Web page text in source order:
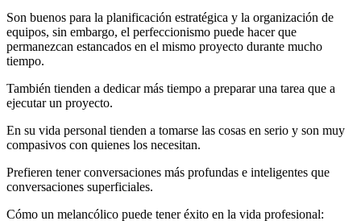
Son buenos para la planificación estratégica y la organización de
equipos, sin embargo, el perfeccionismo puede hacer que
permanezcan estancados en el mismo proyecto durante mucho
tiempo.
También tienden a dedicar más tiempo a preparar una tarea que a
ejecutar un proyecto.
En su vida personal tienden a tomarse las cosas en serio y son muy
compasivos con quienes los necesitan.
Prefieren tener conversaciones más profundas e inteligentes que
conversaciones superficiales.
Cómo un melancólico puede tener éxito en la vida profesional: